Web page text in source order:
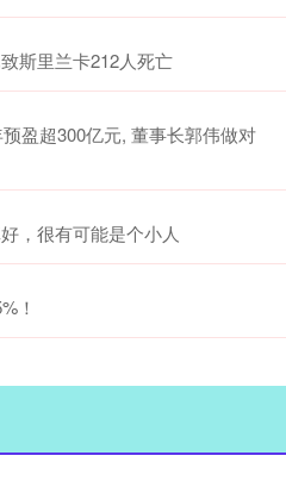
斯里兰卡212人死亡
盈超300亿元, 董事长郭伟做对
，很有可能是个小人
！